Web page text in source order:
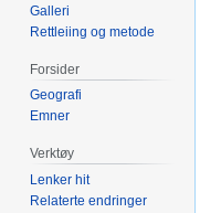
Galleri
Rettleiing og metode
Forsider
Geografi
Emner
Verktøy
Lenker hit
Relaterte endringer